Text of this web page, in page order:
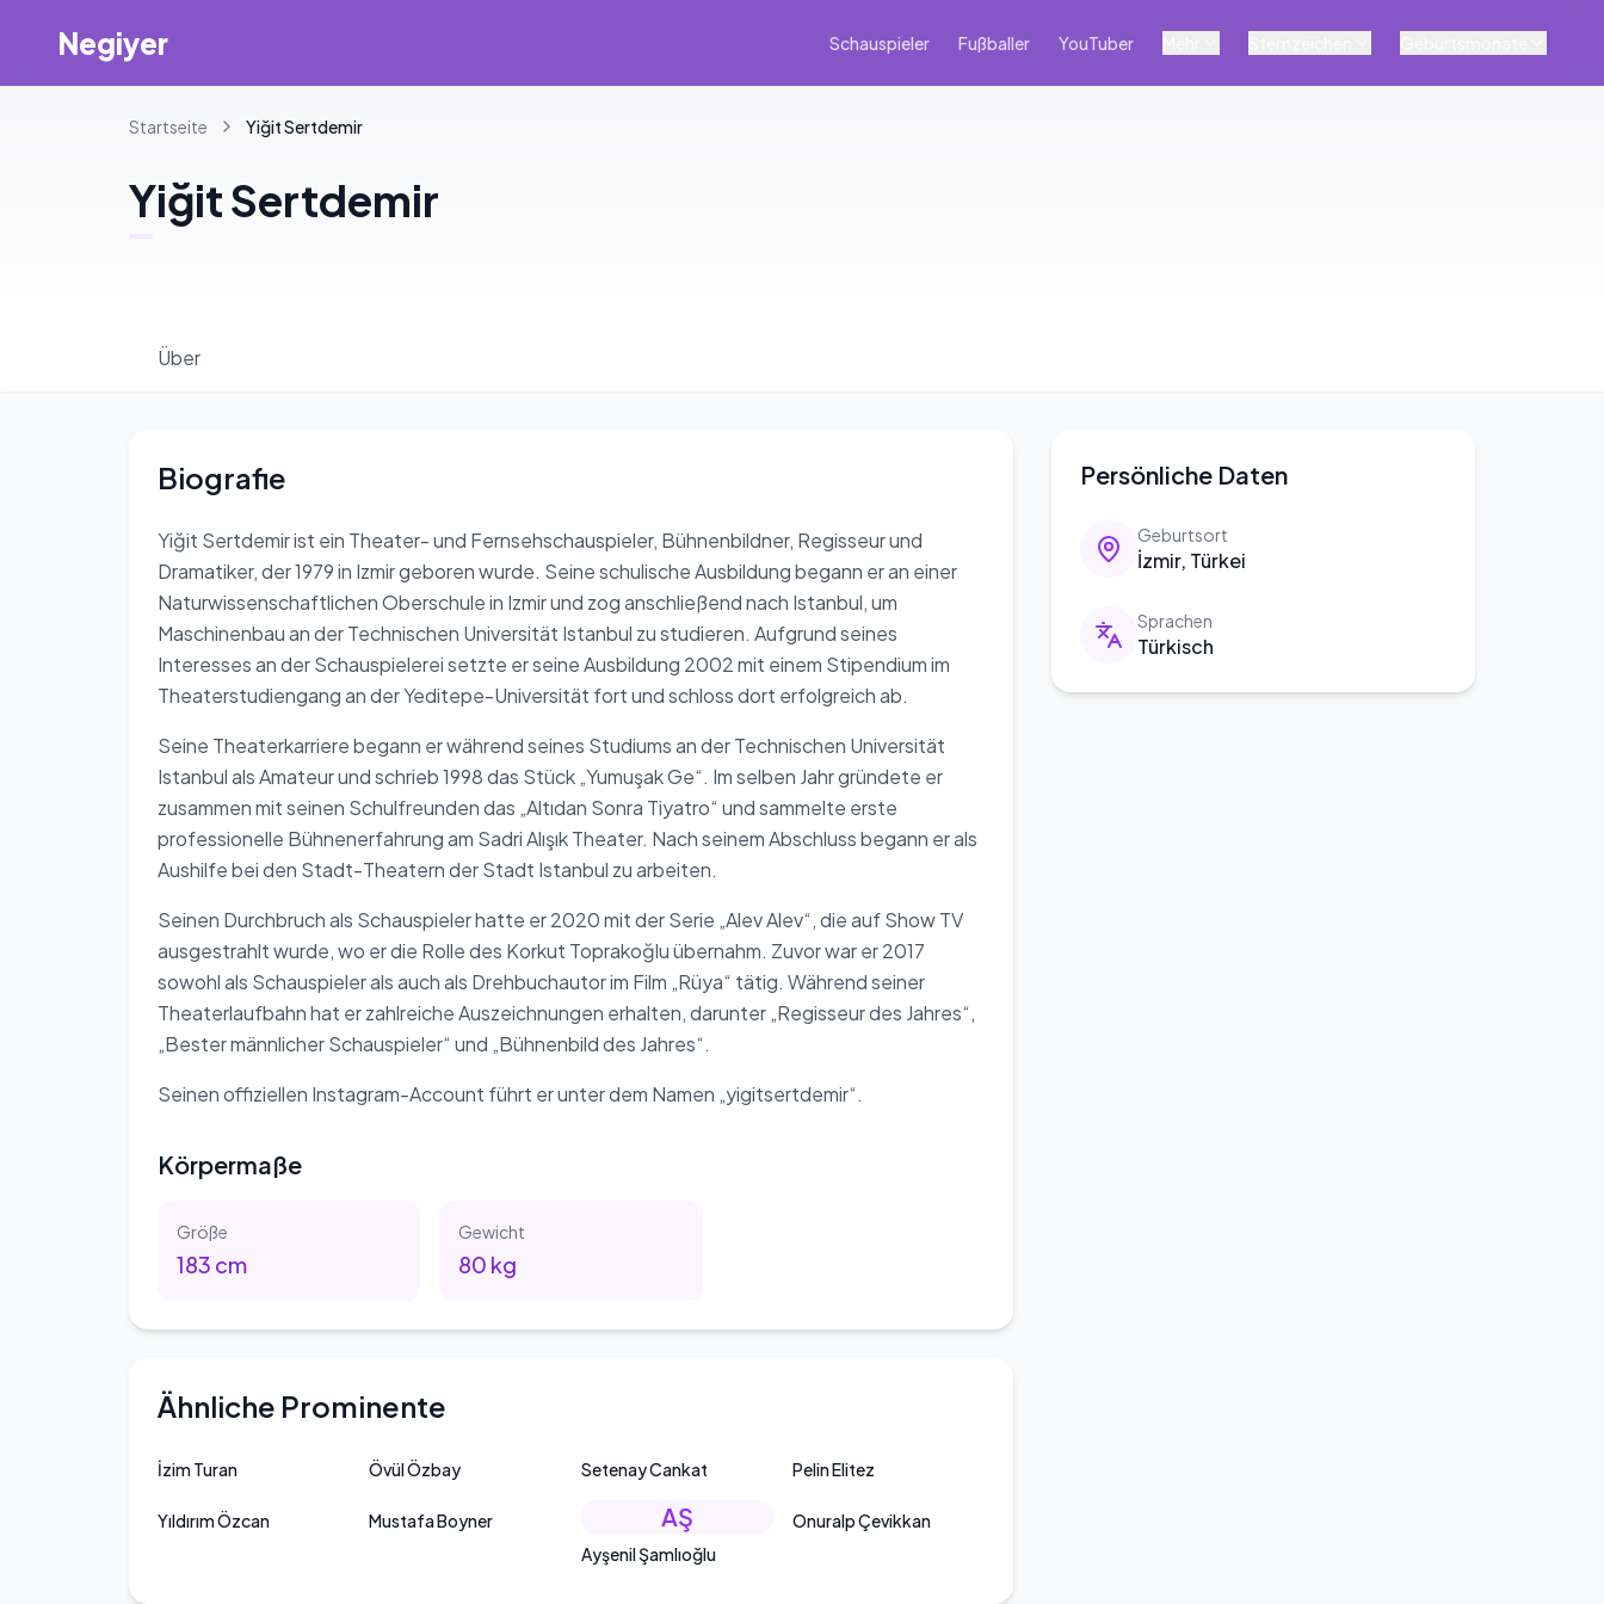
Negiyer Schauspieler Fußballer YouTuber
Startseite YiğitSertdemir
YiğitSertdemir
Über
Persönliche Daten
Geburtsort
İzmir, Türkei
Sprachen
Türkisch
Biografie
Yiğit Sertdemir ist ein Theater- und Fernsehschauspieler, Bühnenbildner, Regisseur und
Dramatiker, der 1979 in Izmir geboren wurde. Seine schulische Ausbildung begann er an einer
Naturwissenschaftlichen Oberschule in Izmir und zog anschließend nach Istanbul, um
Maschinenbau an der Technischen Universität Istanbul zu studieren. Aufgrund seines
Interesses an der Schauspielerei setzte er seine Ausbildung 2002 mit einem Stipendium im
Theaterstudiengang an der Yeditepe-Universität fort und schloss dort erfolgreich ab.
Seine Theaterkarriere begann er während seines Studiums an der Technischen Universität
Istanbul als Amateur und schrieb 1998 das Stück „Yumuşak Ge“. Im selben Jahr gründete er
zusammen mit seinen Schulfreunden das „Altıdan Sonra Tiyatro“ und sammelte erste
professionelle Bühnenerfahrung am Sadri Alışık Theater. Nach seinem Abschluss begann er als
Aushilfe bei den Stadt-Theatern der Stadt Istanbul zu arbeiten.
Seinen Durchbruch als Schauspieler hatte er 2020 mit der Serie „Alev Alev“, die auf Show TV
ausgestrahlt wurde, wo er die Rolle des Korkut Toprakoğlu übernahm. Zuvor war er 2017
sowohl als Schauspieler als auch als Drehbuchautor im Film „Rüya“ tätig. Während seiner
Theaterlaufbahn hat er zahlreiche Auszeichnungen erhalten, darunter „Regisseur des Jahres“,
„Bester männlicher Schauspieler“ und „Bühnenbild des Jahres“.
Seinen offiziellen Instagram-Account führt er unter dem Namen „yigitsertdemir“.
Körpermaße
Größe
183 cm
Gewicht
80 kg
Ähnliche Prominente
İzim Turan Övül Özbay Setenay Cankat Pelin Elitez
Yıldırım Özcan Mustafa Boyner AŞ
Ayşenil Şamlıoğlu
Onuralp Çevikkan